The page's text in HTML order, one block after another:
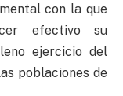
con la que
efectivo su
ejercicio del
poblaciones de